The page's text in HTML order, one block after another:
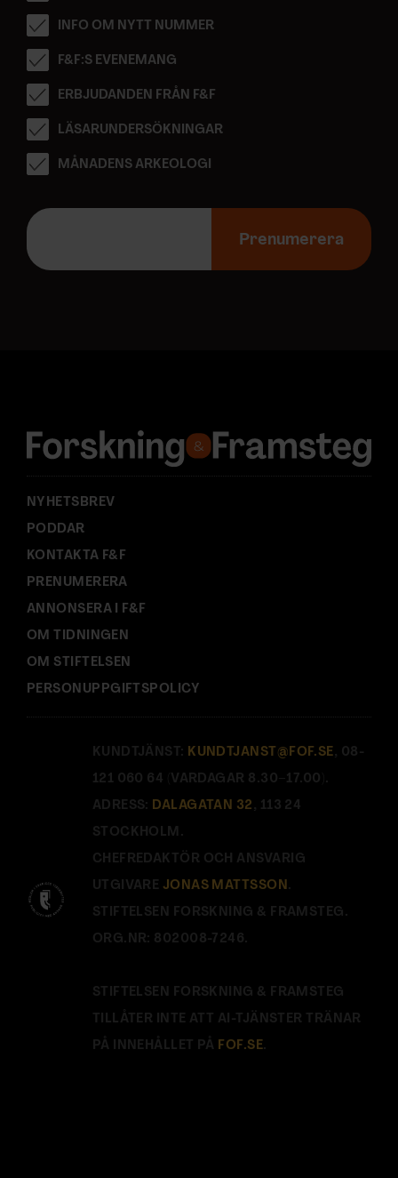
INFO OM NYTT NUMMER
F&F:S EVENEMANG
ERBJUDANDEN FRÅN F&F
LÄSARUNDERSÖKNINGAR
MÅNADENS ARKEOLOGI
E
p
s
:
Prenumerera
NYHETSBREV
PODDAR
KONTAKTA F&F
PRENUMERERA
ANNONSERA I F&F
OM TIDNINGEN
OM STIFTELSEN
PERSONUPPGIFTSPOLICY
KUNDTJÄNST: KUNDTJANST@FOF.SE , 08-
121 060 64 (VARDAGAR 8.30–17.00).
ADRESS: DALAGATAN 32 , 113 24
STOCKHOLM.
CHEFREDAKTÖR OCH ANSVARIG
UTGIVARE JONAS MATTSSON .
STIFTELSEN FORSKNING & FRAMSTEG.
ORG.NR: 802008-7246.
STIFTELSEN FORSKNING & FRAMSTEG
TILLÅTER INTE ATT AI-TJÄNSTER TRÄNAR
PÅ INNEHÅLLET PÅ FOF.SE.